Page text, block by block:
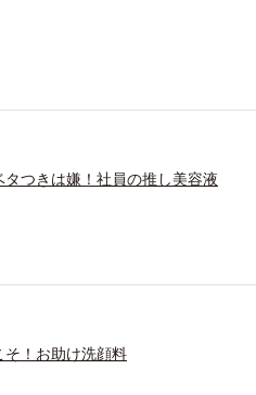
つきは嫌！社員の推し美容液
！お助け洗顔料